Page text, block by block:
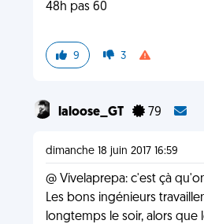
48h pas 60
9 3
laloose_GT 79
dimanche 18 juin 2017 16:59
@ Vivelaprepa: c'est çà
Les bons ingénieurs
longtemps le soir, alors que